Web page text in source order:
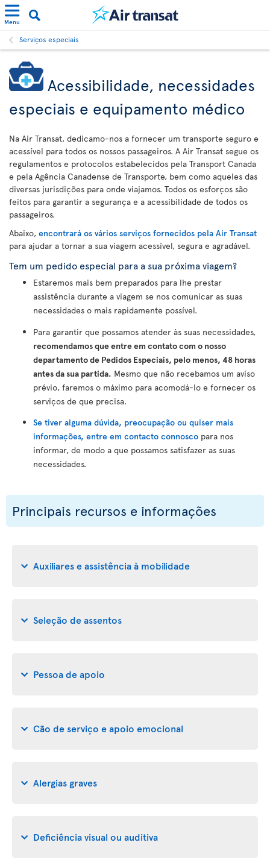
Menu
Serviços especiais
Acessibilidade, necessidades
especiais e equipamento médico
Na Air Transat, dedicamo-nos a fornecer um transporte seguro e
acessível para todos os nossos passageiros. A Air Transat segue os
regulamentos e protocolos estabelecidos pela Transport Canada
e pela Agência Canadense de Transporte, bem como aqueles das
diversas jurisdições para onde viajamos. Todos os esforços são
feitos para garantir a segurança e a acessibilidade de todos os
passageiros.
Abaixo, encontrará os vários serviços fornecidos pela Air Transat
para ajudar a tornar a sua viagem acessível, segura e agradável.
Tem um pedido especial para a sua próxima viagem?
Estaremos mais bem preparados para lhe prestar
assistência durante a viagem se nos comunicar as suas
necessidades o mais rapidamente possível.
Para garantir que possamos atender às suas necessidades,
recomendamos que entre em contato com o nosso
departamento de Pedidos Especiais, pelo menos, 48 horas
antes da sua partida. Mesmo que não recebamos um aviso
prévio, faremos o máximo para acomodá-lo e fornecer os
serviços de que precisa.
Se tiver alguma dúvida, preocupação ou quiser mais
informações, entre em contacto connosco para nos
informar, de modo a que possamos satisfazer as suas
necessidades.
Principais recursos e informações
Auxiliares e assistência à mobilidade
Seleção de assentos
Pessoa de apoio
Cão de serviço e apoio emocional
Alergias graves
Deficiência visual ou auditiva